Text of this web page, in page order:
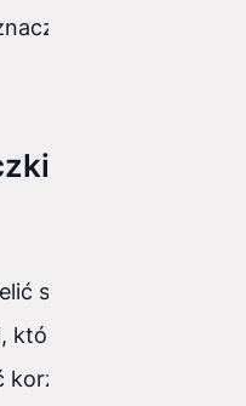
bardziej
dla
się kilkoma
mogą jeszcze
z